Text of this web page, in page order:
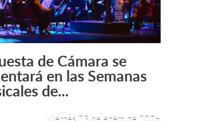
Leer más +
de Cámara se
en las Semanas
de...